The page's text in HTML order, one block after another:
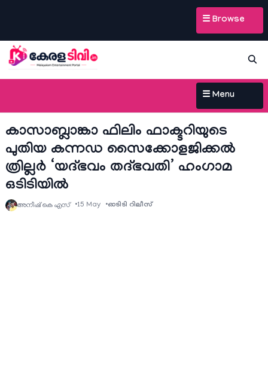
☰ Browse
☰ Menu
കാസാബ്ലാങ്കാ ഫിലിം ഫാക്ടറിയുടെ
പുതിയ കന്നഡ സൈക്കോളജിക്കൽ
ത്രില്ലർ ‘യദ്ഭവം തദ്ഭവതി’ ഹംഗാമ
ഒടിടിയിൽ
അനീഷ്‌ കെ എസ് 15 May ഓടിടി റിലീസ്